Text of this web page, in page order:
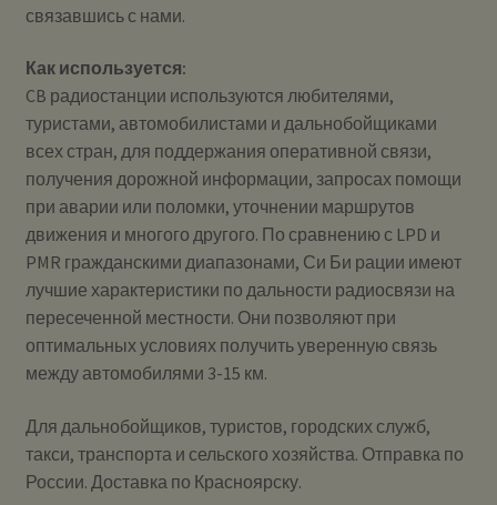
связавшись с нами.
Как используется:
CB радиостанции используются любителями,
туристами, автомобилистами и дальнобойщиками
всех стран, для поддержания оперативной связи,
получения дорожной информации, запросах помощи
при аварии или поломки, уточнении маршрутов
движения и многого другого. По сравнению с LPD и
PMR гражданскими диапазонами, Си Би рации имеют
лучшие характеристики по дальности радиосвязи на
пересеченной местности. Они позволяют при
оптимальных условиях получить уверенную связь
между автомобилями 3-15 км.
Для дальнобойщиков, туристов, городских служб,
такси, транспорта и сельского хозяйства. Отправка по
России. Доставка по Красноярску.